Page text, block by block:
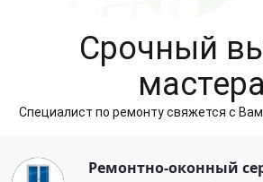
Cрочный
мастера
Специалист по ремонту свяжется с
Ремонтно-оконный